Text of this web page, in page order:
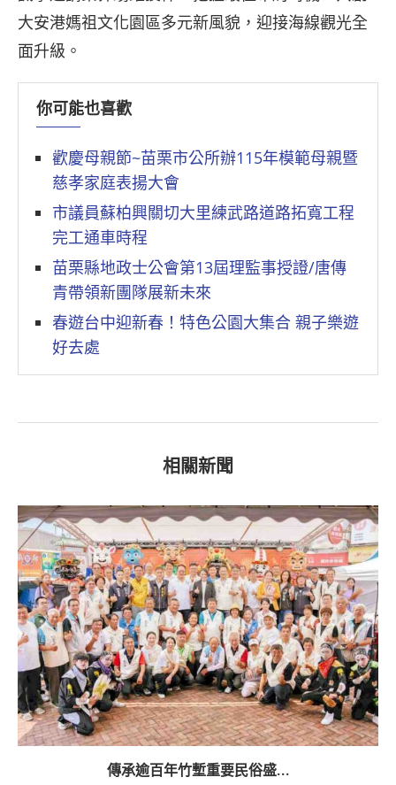
大安港媽祖文化園區多元新風貌，迎接海線觀光全
面升級。
你可能也喜歡
歡慶母親節~苗栗市公所辦115年模範母親暨
慈孝家庭表揚大會
市議員蘇柏興關切大里練武路道路拓寬工程
完工通車時程
苗栗縣地政士公會第13屆理監事授證/唐傳
青帶領新團隊展新未來
春遊台中迎新春！特色公園大集合 親子樂遊
好去處
相關新聞
傳承逾百年竹塹重要民俗盛...